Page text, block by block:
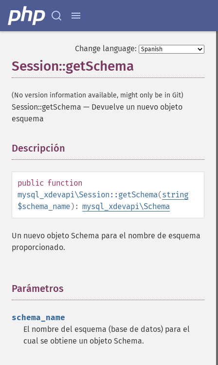
Change language:
Session::getSchema
(No version information available, might only be in Git)
Session::getSchema — Devuelve un nuevo objeto
esquema
Descripción
public function
mysql_xdevapi\Session::getSchema(string
$schema_name): mysql_xdevapi\Schema
Un nuevo objeto Schema para el nombre de esquema
proporcionado.
Parámetros
schema_name
El nombre del esquema (base de datos) para el
cual se obtiene un objeto Schema.